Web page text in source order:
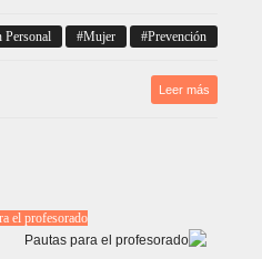
Personal Mujer Prevención
Leer más
el profesorado